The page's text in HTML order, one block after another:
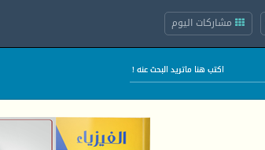
مشاركات اليوم